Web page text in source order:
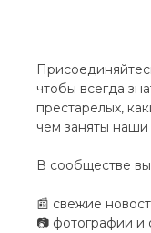
чтобы всегда
престарелых,
чем заняты
В сообществе
📰 свежие
📷 фотографии и